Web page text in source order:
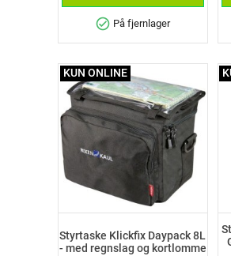
check_circle På fjernlager
Styrtaske Klickfix Daypack 8L
- med regnslag og kortlomme
KUN ONLINE